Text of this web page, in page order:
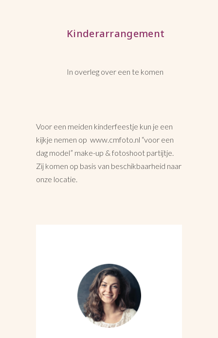
Kinderarrangement
In overleg over een te komen
Voor een meiden kinderfeestje kun je een
kijkje nemen op www.cmfoto.nl “voor een
dag model” make-up & fotoshoot partijtje.
Zij komen op basis van beschikbaarheid naar
onze locatie.